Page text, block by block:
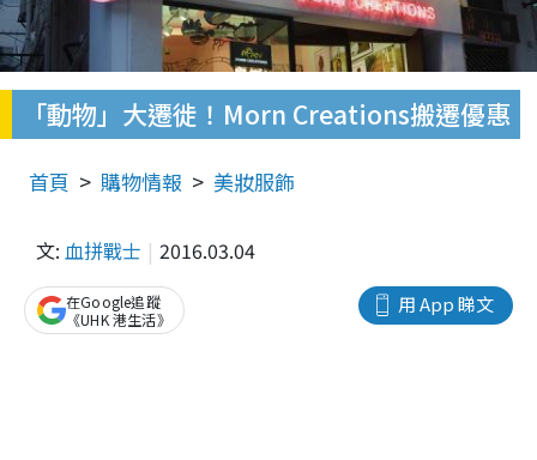
「動物」大遷徙！Morn Creations搬遷優惠
首頁 購物情報 美妝服飾
文: 血拼戰士 2016.03.04
用 App 睇文
在Google追蹤
《UHK 港生活》